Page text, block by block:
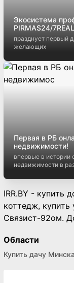
Экосистема
PIRMAS24/
празднует первый
желающих
Первая в РБ
недвижимости!
впервые в истории
недвижимости в
IRR.BY - купить
коттедж, купить
Связист-92ом.
Области
Купить дачу